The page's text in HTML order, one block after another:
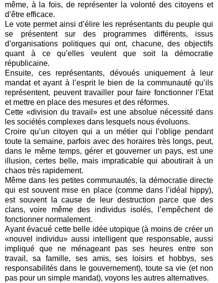
même, à la fois, de représenter la volonté des citoyens et
d’être efficace.
Le vote permet ainsi d’élire les représentants du peuple qui
se présentent sur des programmes différents, issus
d’organisations politiques qui ont, chacune, des objectifs
quant à ce qu’elles veulent que soit la démocratie
républicaine.
Ensuite, ces représentants, dévoués uniquement à leur
mandat et ayant à l’esprit le bien de la communauté qu’ils
représentent, peuvent travailler pour faire fonctionner l’Etat
et mettre en place des mesures et des réformes.
Cette «division du travail» est une absolue nécessité dans
les sociétés complexes dans lesquels nous évoluons.
Croire qu’un citoyen qui a un métier qui l’oblige pendant
toute la semaine, parfois avec des horaires très longs, peut,
dans le même temps, gérer et gouverner un pays, est une
illusion, certes belle, mais impraticable qui aboutirait à un
chaos très rapidement.
Même dans les petites communautés, la démocratie directe
qui est souvent mise en place (comme dans l’idéal hippy),
est souvent la cause de leur destruction parce que des
clans, voire même des individus isolés, l’empêchent de
fonctionner normalement.
Ayant évacué cette belle idée utopique (à moins de créer un
«nouvel individu» aussi intelligent que responsable, aussi
impliqué que ne ménageant pas ses heures entre son
travail, sa famille, ses amis, ses loisirs et hobbys, ses
responsabilités dans le gouvernement), toute sa vie (et non
pas pour un simple mandat), voyons les autres alternatives.